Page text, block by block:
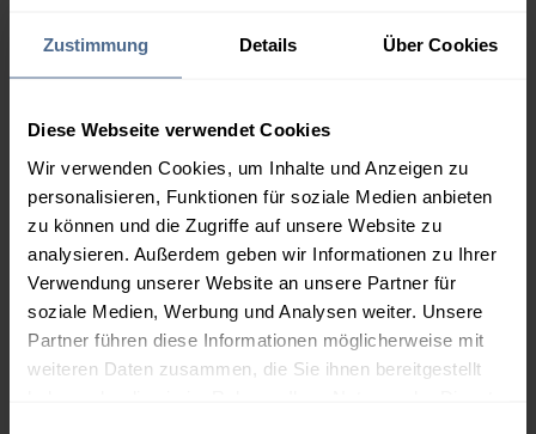
Zustimmung Details Über Cookies
Diese Webseite verwendet Cookies
Wir verwenden Cookies, um Inhalte und Anzeigen zu
personalisieren, Funktionen für soziale Medien anbieten
zu können und die Zugriffe auf unsere Website zu
analysieren. Außerdem geben wir Informationen zu Ihrer
Verwendung unserer Website an unsere Partner für
soziale Medien, Werbung und Analysen weiter. Unsere
Partner führen diese Informationen möglicherweise mit
weiteren Daten zusammen, die Sie ihnen bereitgestellt
1.000 Liter – 1,20 €
161,70 €
3.000 Liter
158,43 €
159,63 €
– 1,20 €
5.000 Liter
156,91 €
158,11 €
– 1,20 €
Preise für Heizöl in Standardqualität nach Ö-Norm C 1109 in € / 100
Liter inkl. MwSt. und Lieferung bei einer Lieferstelle.